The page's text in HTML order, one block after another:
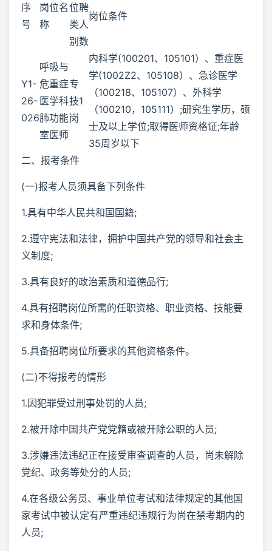
序
号
岗位名
称
位
类
别
聘
人
数
岗位条件
Y1-
26-
026
呼吸与
危重症
医学科
肺功能
室医师
专
技
岗
1
内科学(100201、105101）、重症医
学(1002Z2、105108）、急诊医学
（100218、105107）、外科学
（100210，105111）;研究生学历，硕
士及以上学位;取得医师资格证;年龄
35周岁以下
二、报考条件
(一)报考人员须具备下列条件
1.具有中华人民共和国国籍;
2.遵守宪法和法律，拥护中国共产党的领导和社会主
义制度;
3.具有良好的政治素质和道德品行;
4.具有招聘岗位所需的任职资格、职业资格、技能要
求和身体条件;
5.具备招聘岗位所要求的其他资格条件。
(二)不得报考的情形
1.因犯罪受过刑事处罚的人员;
2.被开除中国共产党党籍或被开除公职的人员;
3.涉嫌违法违纪正在接受审查调查的人员，尚未解除
党纪、政务等处分的人员;
4.在各级公务员、事业单位考试和法律规定的其他国
家考试中被认定有严重违纪违规行为尚在禁考期内的
人员;